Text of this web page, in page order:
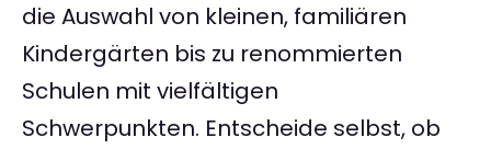
die Auswahl von kleinen, familiären
Kindergärten bis zu renommierten
Schulen mit vielfältigen
Schwerpunkten. Entscheide selbst, ob